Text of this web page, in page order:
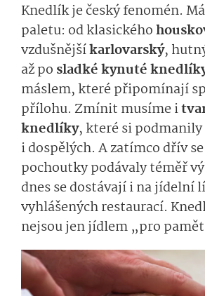
Knedlík je český fenomén.
paletu: od klasického
vzdušnějšíkarlovarský,
až po sladké kynuté
máslem, které připomínají
přílohu. Zmínit musíme i
knedlíky, které si
i dospělých. A zatímco dřív
pochoutky podávaly téměř
dnes se dostávají i na jídelní
vyhlášených restaurací.
nejsou jen jídlem „pro